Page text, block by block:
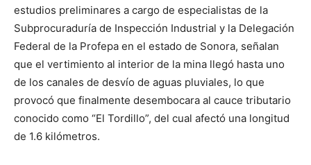
estudios preliminares a cargo de especialistas de la
Subprocuraduría de Inspección Industrial y la Delegación
Federal de la Profepa en el estado de Sonora, señalan
que el vertimiento al interior de la mina llegó hasta uno
de los canales de desvío de aguas pluviales, lo que
provocó que finalmente desembocara al cauce tributario
conocido como “El Tordillo”, del cual afectó una longitud
de 1.6 kilómetros.